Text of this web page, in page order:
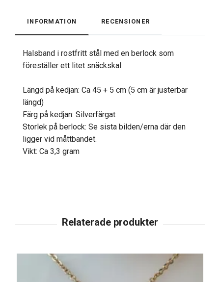
INFORMATION RECENSIONER
Halsband i rostfritt stål med en berlock som
föreställer ett litet snäckskal
Längd på kedjan: Ca 45 + 5 cm (5 cm är justerbar
längd)
Färg på kedjan: Silverfärgat
Storlek på berlock: Se sista bilden/erna där den
ligger vid måttbandet.
Vikt: Ca 3,3 gram